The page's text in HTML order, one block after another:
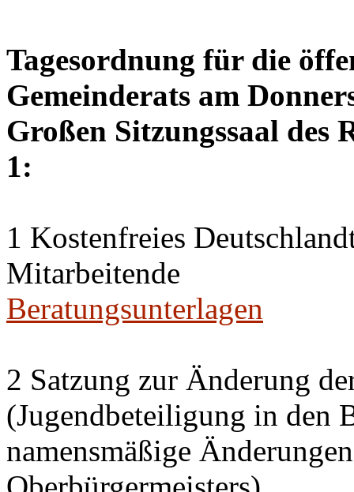
Tagesordnung für die
Gemeinderats am
Großen Sitzungssaal des
1:
1 Kostenfreies
Mitarbeitende
Beratungsunterlagen
2 Satzung zur Änderung
(Jugendbeteiligung in den
namensmäßige